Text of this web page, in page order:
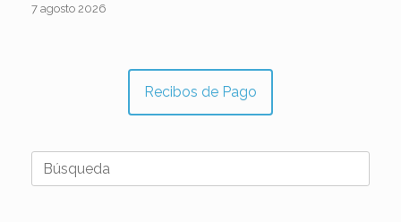
7 agosto 2026
Recibos de Pago
Buscar: